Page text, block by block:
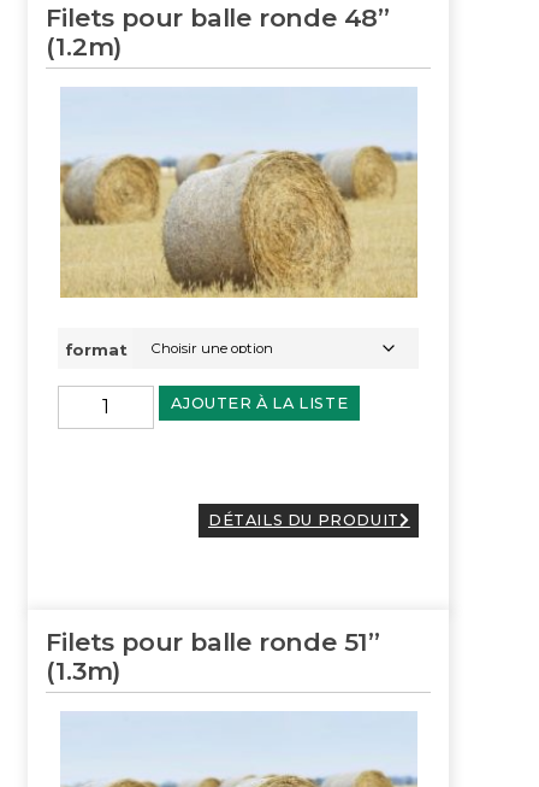
Filets pour balle ronde 48”
(1.2m)
format
AJOUTER À LA LISTE
DÉTAILS DU PRODUIT
Filets pour balle ronde 51”
(1.3m)